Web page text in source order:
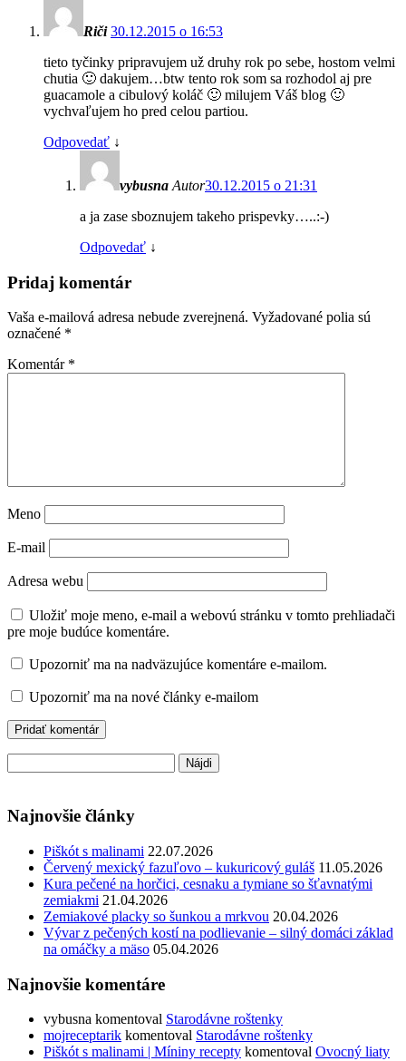
Riči 30.12.2015 o 16:53
tieto tyčinky pripravujem už druhy rok po sebe, hostom velmi
chutia 🙂 dakujem…btw tento rok som sa rozhodol aj pre
guacamole a cibulový koláč 🙂 milujem Váš blog 🙂
vychvaľujem ho pred celou partiou.
Odpovedať ↓
vybusna Autor30.12.2015 o 21:31
a ja zase sboznujem takeho prispevky…..:-)
Odpovedať ↓
Pridaj komentár
Vaša e-mailová adresa nebude zverejnená. Vyžadované polia sú
označené *
Komentár *
Meno
E-mail
Adresa webu
Uložiť moje meno, e-mail a webovú stránku v tomto prehliadači
pre moje budúce komentáre.
Upozorniť ma na nadväzujúce komentáre e-mailom.
Upozorniť ma na nové články e-mailom
Najnovšie články
Piškót s malinami 22.07.2026
Červený mexický fazuľovo – kukuricový guláš 11.05.2026
Kura pečené na horčici, cesnaku a tymiane so šťavnatými
zemiakmi 21.04.2026
Zemiakové placky so šunkou a mrkvou 20.04.2026
Vývar z pečených kostí na podlievanie – silný domáci základ
na omáčky a mäso 05.04.2026
Najnovšie komentáre
vybusna komentoval Starodávne roštenky
mojreceptarik komentoval Starodávne roštenky
Piškót s malinami | Míniny recepty komentoval Ovocný liaty